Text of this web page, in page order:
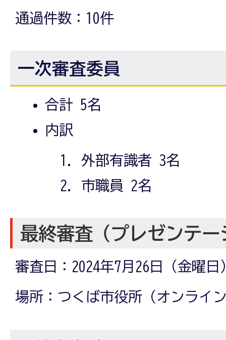
通過件数：10件
一次審査委員
合計 5名
内訳
外部有識者 3名
市職員 2名
最終審査（プレゼンテー
審査日：2024年7月26日（金曜
場所：つくば市役所（オンライ